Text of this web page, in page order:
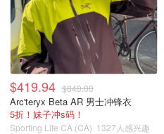
$419.94 $840.00
Arc'teryx Beta AR 男士冲锋衣
5折！妹子冲s码！
Sporting Life CA (CA) 1327人感兴趣